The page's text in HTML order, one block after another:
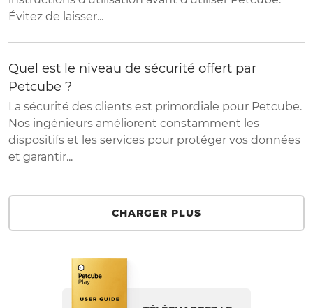
Évitez de laisser...
Quel est le niveau de sécurité offert par
Petcube ?
La sécurité des clients est primordiale pour Petcube.
Nos ingénieurs améliorent constamment les
dispositifs et les services pour protéger vos données
et garantir...
CHARGER PLUS